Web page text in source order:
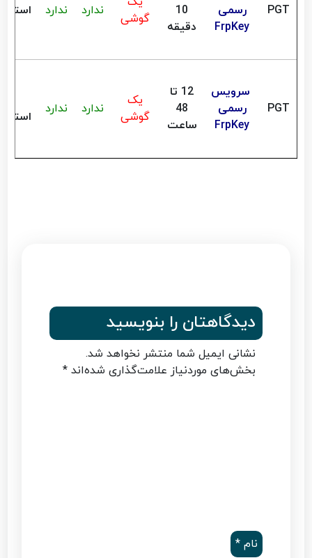
PGT
رسمی
FrpKey
10
دقیقه
گوشی
ندارد ندارد
PGT
سرویس
رسمی
FrpKey
12 تا
48
ساعت
یک
گوشی
ندارد ندارد
دیدگاهتان را بنویسید
نشانی ایمیل شما منتشر نخواهد شد.
بخش‌های موردنیاز علامت‌گذاری شده‌اند*
نام*